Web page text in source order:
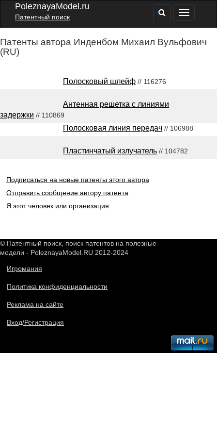
PoleznayaModel.ru
Патентный поиск
Патенты автора Инденбом Михаил Вульфович
(RU)
Полосковый шлейф // 116276
Антенная решетка с линиями
задержки // 110869
Полосковая линия передач // 106988
Пластинчатый излучатель // 104782
Подписаться на новые патенты этого автора
Отправить сообщение автору патента
Я этот человек или организация
© Патентный поиск, поиск патентов на полезные
модели - PoleznayaModel.RU 2012-2024
Игромания
Политика конфиденциальности
Реклама на сайте
Вход/Регистрация